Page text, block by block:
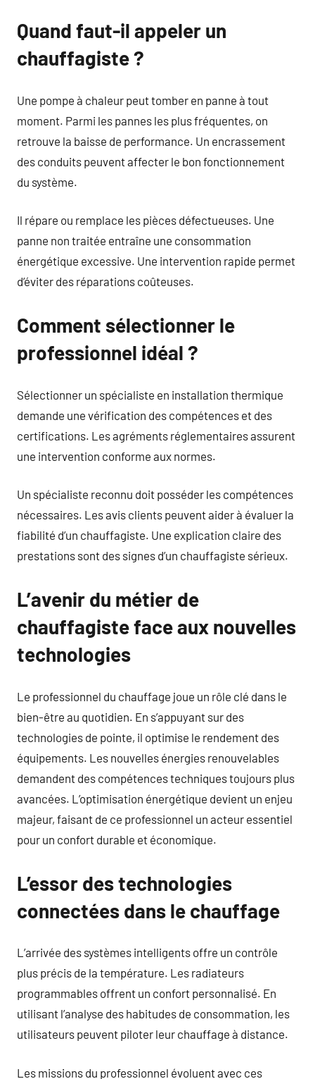
Quand faut-il appeler un
chauffagiste ?
Une pompe à chaleur peut tomber en panne à tout
moment. Parmi les pannes les plus fréquentes, on
retrouve la baisse de performance. Un encrassement
des conduits peuvent affecter le bon fonctionnement
du système.
Il répare ou remplace les pièces défectueuses. Une
panne non traitée entraîne une consommation
énergétique excessive. Une intervention rapide permet
d’éviter des réparations coûteuses.
Comment sélectionner le
professionnel idéal ?
Sélectionner un spécialiste en installation thermique
demande une vérification des compétences et des
certifications. Les agréments réglementaires assurent
une intervention conforme aux normes.
Un spécialiste reconnu doit posséder les compétences
nécessaires. Les avis clients peuvent aider à évaluer la
fiabilité d’un chauffagiste. Une explication claire des
prestations sont des signes d’un chauffagiste sérieux.
L’avenir du métier de
chauffagiste face aux nouvelles
technologies
Le professionnel du chauffage joue un rôle clé dans le
bien-être au quotidien. En s’appuyant sur des
technologies de pointe, il optimise le rendement des
équipements. Les nouvelles énergies renouvelables
demandent des compétences techniques toujours plus
avancées. L’optimisation énergétique devient un enjeu
majeur, faisant de ce professionnel un acteur essentiel
pour un confort durable et économique.
L’essor des technologies
connectées dans le chauffage
L’arrivée des systèmes intelligents offre un contrôle
plus précis de la température. Les radiateurs
programmables offrent un confort personnalisé. En
utilisant l’analyse des habitudes de consommation, les
utilisateurs peuvent piloter leur chauffage à distance.
Les missions du professionnel évoluent avec ces